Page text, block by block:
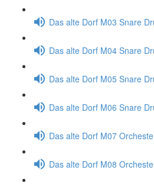
Das alte Dorf M03 Snare
Das alte Dorf M04 Snare
Das alte Dorf M05 Snare
Das alte Dorf M06 Snare
Das alte Dorf M07
Das alte Dorf M08